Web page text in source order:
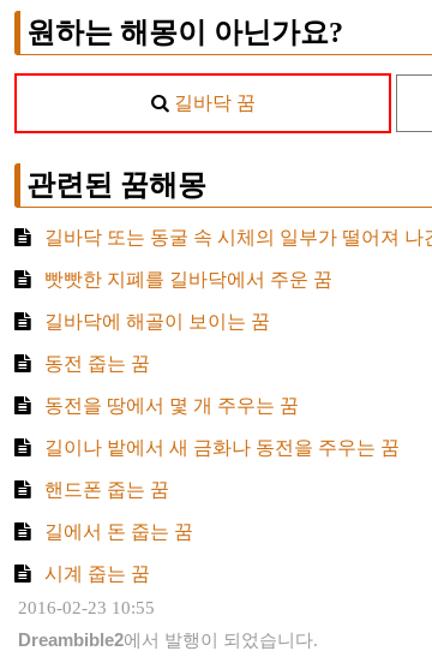
원하는 해몽이 아닌가요?
길바닥 꿈
관련된 꿈해몽
길바닥 또는 동굴 속 시체의 일부가 떨어져 나
빳빳한 지폐를 길바닥에서 주운 꿈
길바닥에 해골이 보이는 꿈
동전 줍는 꿈
동전을 땅에서 몇 개 주우는 꿈
길이나 밭에서 새 금화나 동전을 주우는 꿈
핸드폰 줍는 꿈
길에서 돈 줍는 꿈
시계 줍는 꿈
2016-02-23 10:55
Dreambible2에서 발행이 되었습니다.